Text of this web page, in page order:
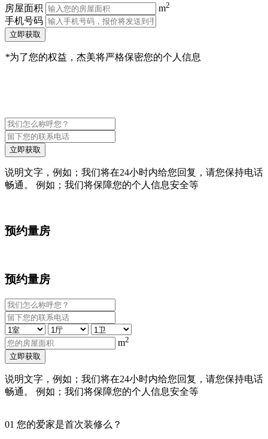
房屋面积
m2
手机号码
立即获取
*为了您的权益，杰美将严格保密您的个人信息
立即获取
说明文字，例如；我们将在24小时内给您回复，请您保持电话
畅通。 例如；我们将保障您的个人信息安全等
预约量房
预约量房
m2
立即获取
说明文字，例如；我们将在24小时内给您回复，请您保持电话
畅通。 例如；我们将保障您的个人信息安全等
01 您的爱家是首次装修么？